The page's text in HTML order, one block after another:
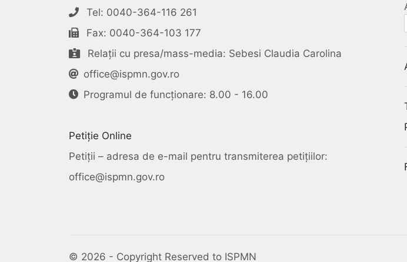
Tel: 0040-364-116 261
Fax: 0040-364-103 177
Relații cu presa/mass-media: Sebesi Claudia Carolina
office@ispmn.gov.ro
Programul de funcționare: 8.00 - 16.00
Petiție Online
Petiții – adresa de e-mail pentru transmiterea petițiilor:
office@ispmn.gov.ro
© 2026 - Copyright Reserved to ISPMN